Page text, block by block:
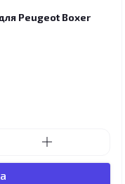
Peugeot Boxer